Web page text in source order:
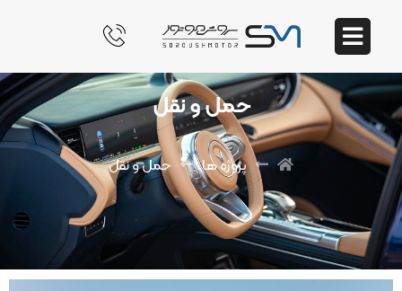
حمل و نقل
پروژه ها حمل و نقل